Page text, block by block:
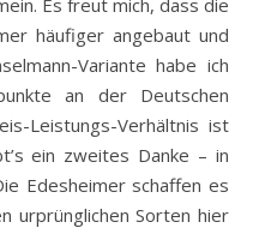
Es freut mich, dass die
häufiger angebaut und
Variante habe ich
an der Deutschen
Leistungs-Verhältnis ist
ein zweites Danke – in
Edesheimer schaffen es
urprünglichen Sorten hier